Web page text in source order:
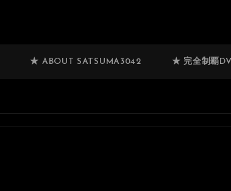
★ ABOUT SATSUMA3042 ★ 完全制覇